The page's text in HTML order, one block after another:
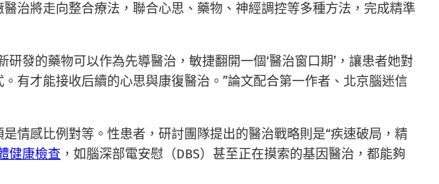
治將走向整合療法，聯合心思、藥物、神經調控等多種方法，完成精準
發的藥物可以作為先導醫治，敏捷翻開一個‘醫治窗口期’，讓患者她對
有才能接收后續的心思與康復醫治。”論文配合第一作者、北京腦迷信
情感比例對等。性患者，研討團隊提出的醫治戰略則是“疾速破局，精
健康檢查 ，如腦深部電安慰（DBS）甚至正在摸索的基因醫治，都能夠